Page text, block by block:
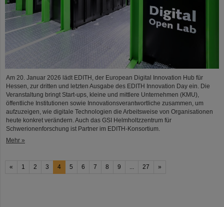
Am 20. Januar 2026 lädt EDITH, der European Digital Innovation Hub für
Hessen, zur dritten und letzten Ausgabe des EDITH Innovation Day ein. Die
Veranstaltung bringt Start-ups, kleine und mittlere Unternehmen (KMU),
öffentliche Institutionen sowie Innovationsverantwortliche zusammen, um
aufzuzeigen, wie digitale Technologien die Arbeitsweise von Organisationen
heute konkret verändern. Auch das GSI Helmholtzzentrum für
Schwerionenforschung ist Partner im EDITH-Konsortium.
Mehr »
« 1 2 3 4 5 6 7 8 9 ... 27 »